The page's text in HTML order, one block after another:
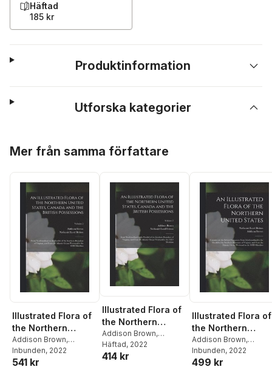
Häftad
185 kr
Produktinformation
Utforska kategorier
Mer från samma författare
Illustrated Flora of
the Northern
United States,
Canada and the
British Possessions
Addison Brown,
Nathaniel Lord Britton
Inbunden, 2022
541 kr
Illustrated Flora of
the Northern
United States,
Canada and the
British Possessions
Addison Brown,
Nathaniel Lord Britton
Häftad, 2022
414 kr
Illustrated Flora of
the Northern
United States
Addison Brown,
Nathaniel Lord Britton
Inbunden, 2022
499 kr